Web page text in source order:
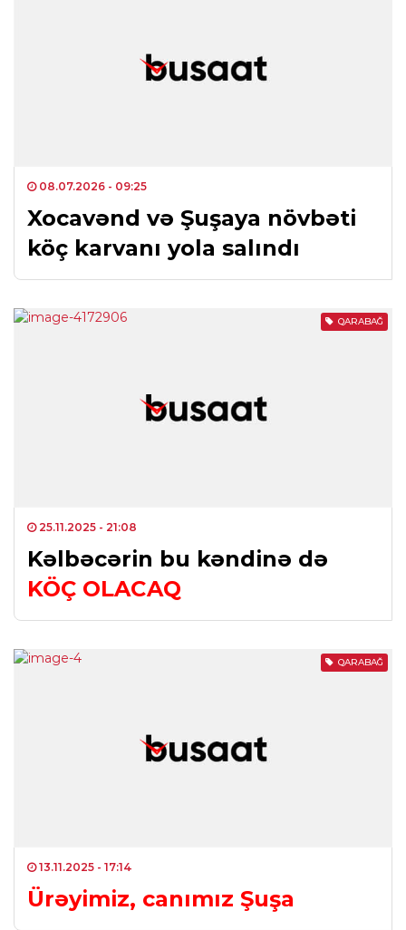
08.07.2026 - 09:25
Xocavənd və Şuşaya növbəti
köç karvanı yola salındı
QARABAĞ
25.11.2025 - 21:08
Kəlbəcərin bu kəndinə də
KÖÇ OLACAQ
QARABAĞ
13.11.2025 - 17:14
Ürəyimiz, canımız Şuşa